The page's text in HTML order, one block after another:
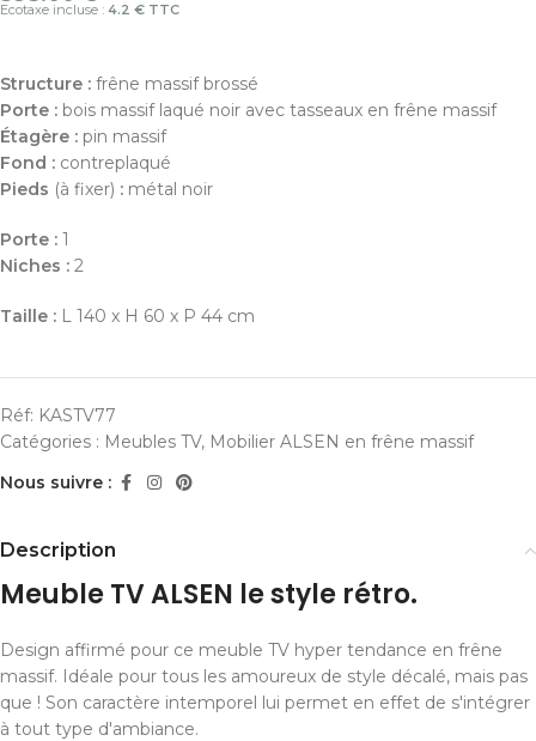
Ecotaxe incluse : 4.2 € TTC
Structure : frêne massif brossé
Porte : bois massif laqué noir avec tasseaux en frêne massif
Étagère : pin massif
Fond : contreplaqué
Pieds (à fixer) : métal noir
Porte : 1
Niches : 2
Taille : L 140 x H 60 x P 44 cm
Réf: KASTV77
Catégories : Meubles TV, Mobilier ALSEN en frêne massif
Nous suivre :
Description
Meuble TV ALSEN le style rétro.
Design affirmé pour ce meuble TV hyper tendance en frêne
massif. Idéale pour tous les amoureux de style décalé, mais pas
que ! Son caractère intemporel lui permet en effet de s'intégrer
à tout type d'ambiance.